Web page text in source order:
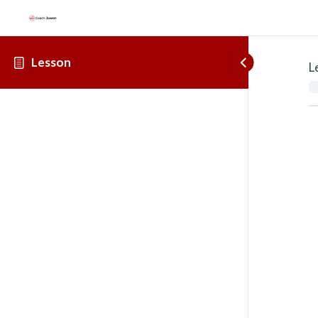
Lesson